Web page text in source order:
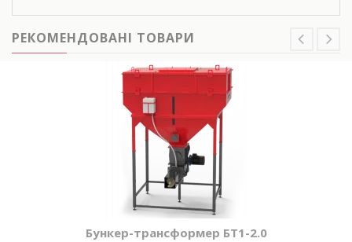
РЕКОМЕНДОВАНІ ТОВАРИ
Бункер-трансформер БТ1-2.0